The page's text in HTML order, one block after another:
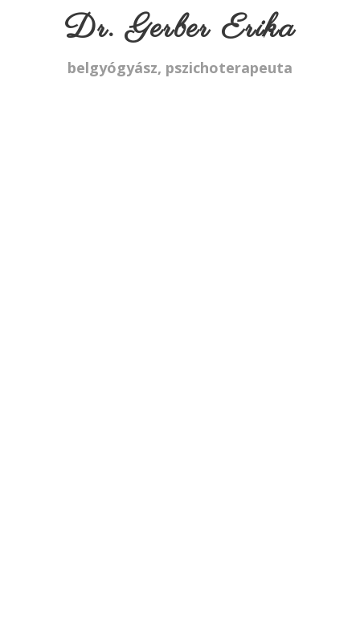
Dr. Gerber Erika
belgyógyász, pszichoterapeuta